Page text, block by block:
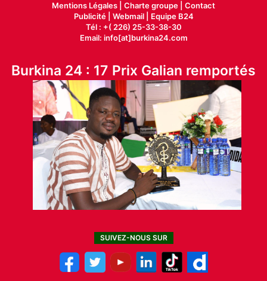
Mentions Légales | Charte groupe | Contact
Publicité| Webmail |
Equipe B24
Tél : +( 226) 25-33-38-30
Email: info[at]burkina24.com
Burkina 24 : 17 Prix Galian remportés
SUIVEZ-NOUS SUR